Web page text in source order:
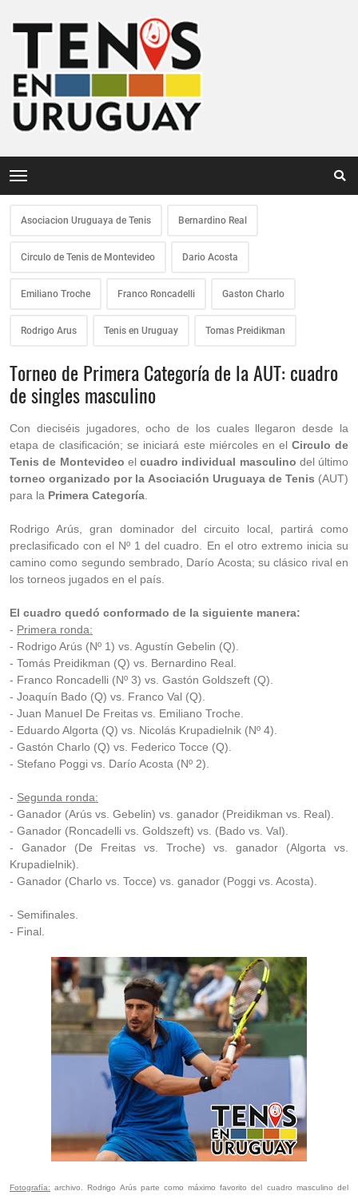
Asociacion Uruguaya de Tenis Bernardino Real
Circulo de Tenis de Montevideo Dario Acosta
Emiliano Troche Franco Roncadelli Gaston Charlo
Rodrigo Arus Tenis en Uruguay Tomas Preidikman
Torneo de Primera Categoría de la AUT: cuadro
de singles masculino
Con dieciséis jugadores, ocho de los cuales llegaron desde la
etapa de clasificación; se iniciará este miércoles en el Circulo de
Tenis de Montevideo el cuadro individual masculino del último
torneo organizado por la Asociación Uruguaya de Tenis (AUT)
para la Primera Categoría
Rodrigo Arús, gran dominador del circuito local, partirá como
preclasificado con el Nº 1 del cuadro. En el otro extremo inicia su
camino como segundo sembrado, Darío Acosta; su clásico rival en
los torneos jugados en el país.
El cuadro quedó conformado de la siguiente manera:
- Primera ronda:
- Rodrigo Arús (Nº 1) vs. Agustín Gebelin (Q).
- Tomás Preidikman (Q) vs. Bernardino Real.
- Franco Roncadelli (Nº 3) vs. Gastón Goldszeft (Q).
- Joaquín Bado (Q) vs. Franco Val (Q).
- Juan Manuel De Freitas vs. Emiliano Troche.
- Eduardo Algorta (Q) vs. Nicolás Krupadielnik (Nº 4).
- Gastón Charlo (Q) vs. Federico Tocce (Q).
- Stefano Poggi vs. Darío Acosta (Nº 2).
- Segunda ronda:
- Ganador (Arús vs. Gebelin) vs. ganador (Preidikman vs. Real).
- Ganador (Roncadelli vs. Goldszeft) vs. (Bado vs. Val).
- Ganador (De Freitas vs. Troche) vs. ganador (Algorta vs.
Krupadielnik).
- Ganador (Charlo vs. Tocce) vs. ganador (Poggi vs. Acosta).
- Semifinales.
- Final.
Fotografía: archivo. Rodrigo Arús parte como máximo favorito del cuadro masculino del